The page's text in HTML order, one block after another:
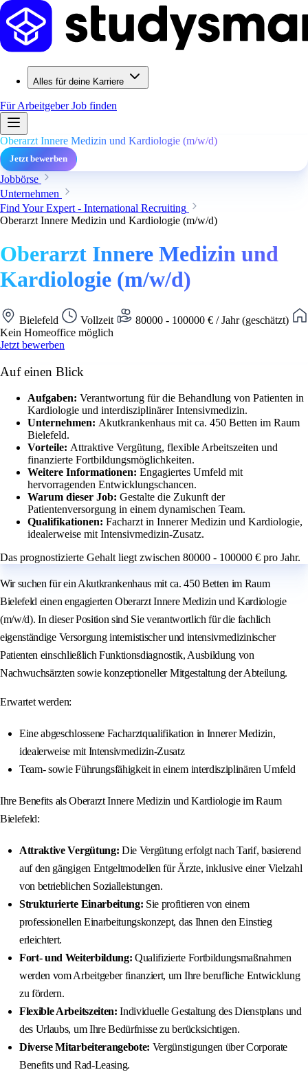
Alles für deine Karriere
Für ArbeitgeberJob finden
Oberarzt Innere Medizin und Kardiologie (m/w/d)
Jetzt bewerben
Jobbörse
Unternehmen
Find Your Expert - International Recruiting
Oberarzt Innere Medizin und Kardiologie (m/w/d)
Oberarzt Innere Medizin und
Kardiologie (m/w/d)
Bielefeld Vollzeit
80000 - 100000 € / Jahr (geschätzt)
Kein Homeoffice möglich
Jetzt bewerben
Auf einen Blick
Aufgaben: Verantwortung für die Behandlung von Patienten in
Kardiologie und interdisziplinärer Intensivmedizin.
Unternehmen: Akutkrankenhaus mit ca. 450 Betten im Raum
Bielefeld.
Vorteile: Attraktive Vergütung, flexible Arbeitszeiten und
finanzierte Fortbildungsmöglichkeiten.
Weitere Informationen: Engagiertes Umfeld mit
hervorragenden Entwicklungschancen.
Warum dieser Job: Gestalte die Zukunft der
Patientenversorgung in einem dynamischen Team.
Qualifikationen: Facharzt in Innerer Medizin und Kardiologie,
idealerweise mit Intensivmedizin-Zusatz.
Das prognostizierte Gehalt liegt zwischen 80000 - 100000 € pro Jahr.
Wir suchen für ein Akutkrankenhaus mit ca. 450 Betten im Raum
Bielefeld einen engagierten Oberarzt Innere Medizin und Kardiologie
(m/w/d). In dieser Position sind Sie verantwortlich für die fachlich
eigenständige Versorgung internistischer und intensivmedizinischer
Patienten einschließlich Funktionsdiagnostik, Ausbildung von
Nachwuchsärzten sowie konzeptioneller Mitgestaltung der Abteilung.
Erwartet werden:
Eine abgeschlossene Facharztqualifikation in Innerer Medizin,
idealerweise mit Intensivmedizin-Zusatz
Team- sowie Führungsfähigkeit in einem interdisziplinären Umfeld
Ihre Benefits als Oberarzt Innere Medizin und Kardiologie im Raum
Bielefeld:
Attraktive Vergütung: Die Vergütung erfolgt nach Tarif, basierend
auf den gängigen Entgeltmodellen für Ärzte, inklusive einer Vielzahl
von betrieblichen Sozialleistungen.
Strukturierte Einarbeitung: Sie profitieren von einem
professionellen Einarbeitungskonzept, das Ihnen den Einstieg
erleichtert.
Fort- und Weiterbildung: Qualifizierte Fortbildungsmaßnahmen
werden vom Arbeitgeber finanziert, um Ihre berufliche Entwicklung
zu fördern.
Flexible Arbeitszeiten: Individuelle Gestaltung des Dienstplans und
des Urlaubs, um Ihre Bedürfnisse zu berücksichtigen.
Diverse Mitarbeiterangebote: Vergünstigungen über Corporate
Benefits und Rad-Leasing.